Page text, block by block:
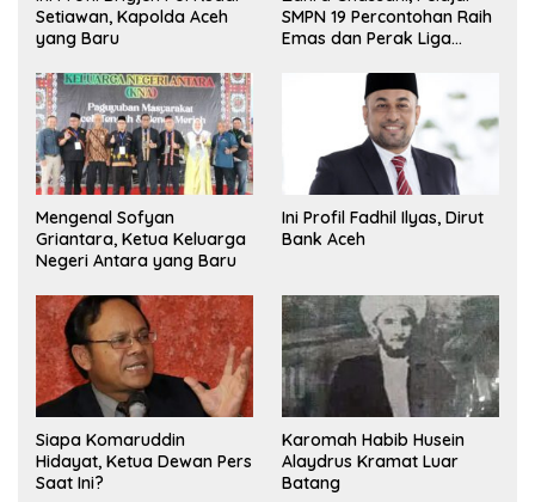
Setiawan, Kapolda Aceh
yang Baru
SMPN 19 Percontohan Raih
Emas dan Perak Liga
Mengenal Sofyan
Griantara, Ketua Keluarga
Negeri Antara yang Baru
Ini Profil Fadhil Ilyas, Dirut
Bank Aceh
Siapa Komaruddin
Hidayat, Ketua Dewan Pers
Saat Ini?
Karomah Habib Husein
Alaydrus Kramat Luar
Batang